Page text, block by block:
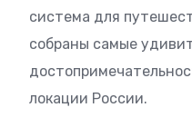
система для
собраны самые
локации России.